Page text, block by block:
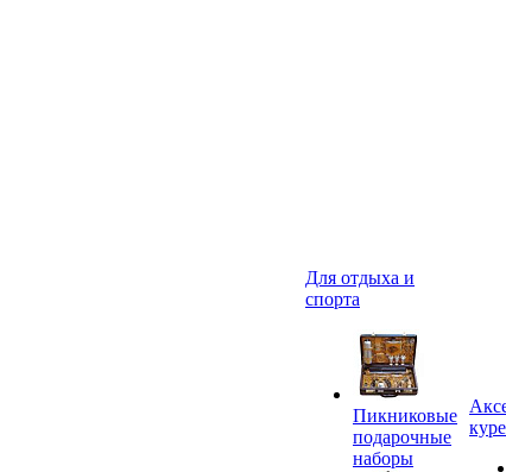
Для отдыха и
спорта
Пикниковые
подарочные
наборы